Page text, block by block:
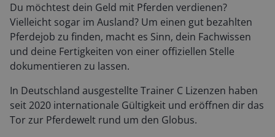
Du möchtest dein Geld mit Pferden verdienen?
Vielleicht sogar im Ausland? Um einen gut bezahlten
Pferdejob zu finden, macht es Sinn, dein Fachwissen
und deine Fertigkeiten von einer offiziellen Stelle
dokumentieren zu lassen.
In Deutschland ausgestellte Trainer C Lizenzen haben
seit 2020 internationale Gültigkeit und eröffnen dir das
Tor zur Pferdewelt rund um den Globus.